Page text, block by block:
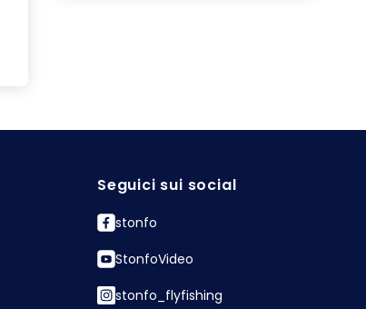
Seguici sui social
stonfo
StonfoVideo
stonfo_flyfishing